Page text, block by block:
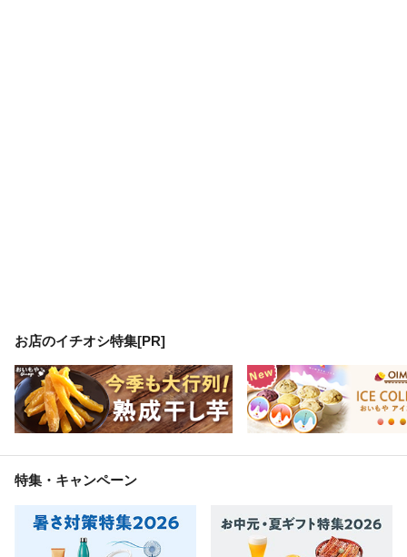
お店のイチオシ特集[PR]
特集・キャンペーン